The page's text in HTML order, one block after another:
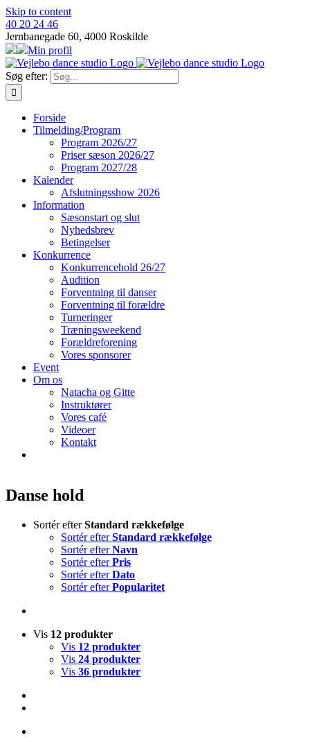
Skip to content
40 20 24 46
Jernbanegade 60, 4000 Roskilde
Min profil
Søg efter:
Forside
Tilmelding/Program
Program 2026/27
Priser sæson 2026/27
Program 2027/28
Kalender
Afslutningsshow 2026
Information
Sæsonstart og slut
Nyhedsbrev
Betingelser
Konkurrence
Konkurrencehold 26/27
Audition
Forventning til danser
Forventning til forældre
Turneringer
Træningsweekend
Forældreforening
Vores sponsorer
Event
Om os
Natacha og Gitte
Instruktører
Vores café
Videoer
Kontakt
Danse hold
Sortér efterStandard rækkefølge
Sortér efterStandard rækkefølge
Sortér efterNavn
Sortér efterPris
Sortér efterDato
Sortér efterPopularitet
Vis 12 produkter
Vis 12 produkter
Vis 24 produkter
Vis 36 produkter